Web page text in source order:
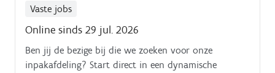
Vaste jobs
Online sinds 29 jul. 2026
Ben jij de bezige bij die we zoeken voor onze
inpakafdeling? Start direct in een dynamische